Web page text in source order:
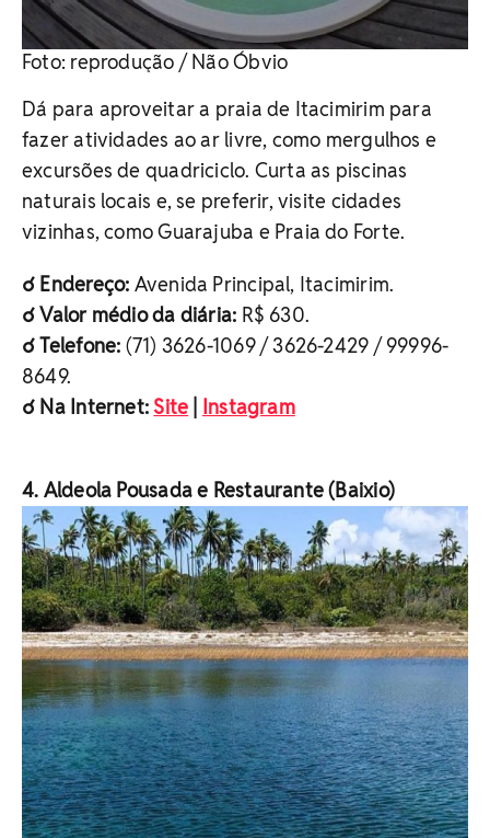
Foto: reprodução / Não Óbvio
Dá para aproveitar a praia de Itacimirim para
fazer atividades ao ar livre, como mergulhos e
excursões de quadriciclo. Curta as piscinas
naturais locais e, se preferir, visite cidades
vizinhas, como Guarajuba e Praia do Forte.
☌ Endereço: Avenida Principal, Itacimirim.
☌ Valor médio da diária: R$ 630.
☌ Telefone: (71) 3626-1069 / 3626-2429 / 99996-
8649.
☌ Na Internet: Site Instagram
4. Aldeola Pousada e Restaurante (Baixio)